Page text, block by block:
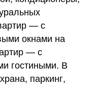
— с
окнами на
— с
гостиными. В
паркинг,